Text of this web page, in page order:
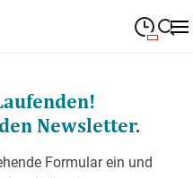
Suche schließen
09:00—
09:00—19:00